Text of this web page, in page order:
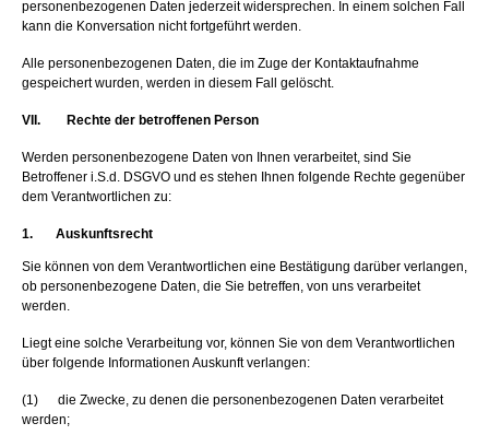
personenbezogenen Daten jederzeit widersprechen. In einem solchen Fall
kann die Konversation nicht fortgeführt werden.
Alle personenbezogenen Daten, die im Zuge der Kontaktaufnahme
gespeichert wurden, werden in diesem Fall gelöscht.
VII. Rechte der betroffenen Person
Werden personenbezogene Daten von Ihnen verarbeitet, sind Sie
Betroffener i.S.d. DSGVO und es stehen Ihnen folgende Rechte gegenüber
dem Verantwortlichen zu:
1. Auskunftsrecht
Sie können von dem Verantwortlichen eine Bestätigung darüber verlangen,
ob personenbezogene Daten, die Sie betreffen, von uns verarbeitet
werden.
Liegt eine solche Verarbeitung vor, können Sie von dem Verantwortlichen
über folgende Informationen Auskunft verlangen:
(1) die Zwecke, zu denen die personenbezogenen Daten verarbeitet
werden;